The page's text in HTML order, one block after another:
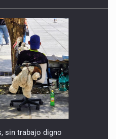
sin trabajo digno